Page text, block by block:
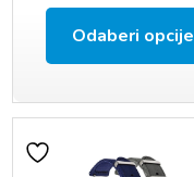
proizvoda
Odaberi opcije
proizvod
ima